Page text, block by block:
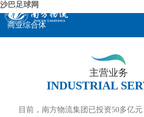
沙巴足球网
商业综合体
主营业务
INDUSTRIAL
目前，南方物流集团已投资50多亿元